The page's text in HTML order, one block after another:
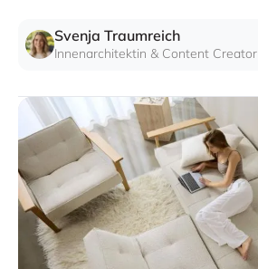
Svenja Traumreich
Innenarchitektin & Content Creator